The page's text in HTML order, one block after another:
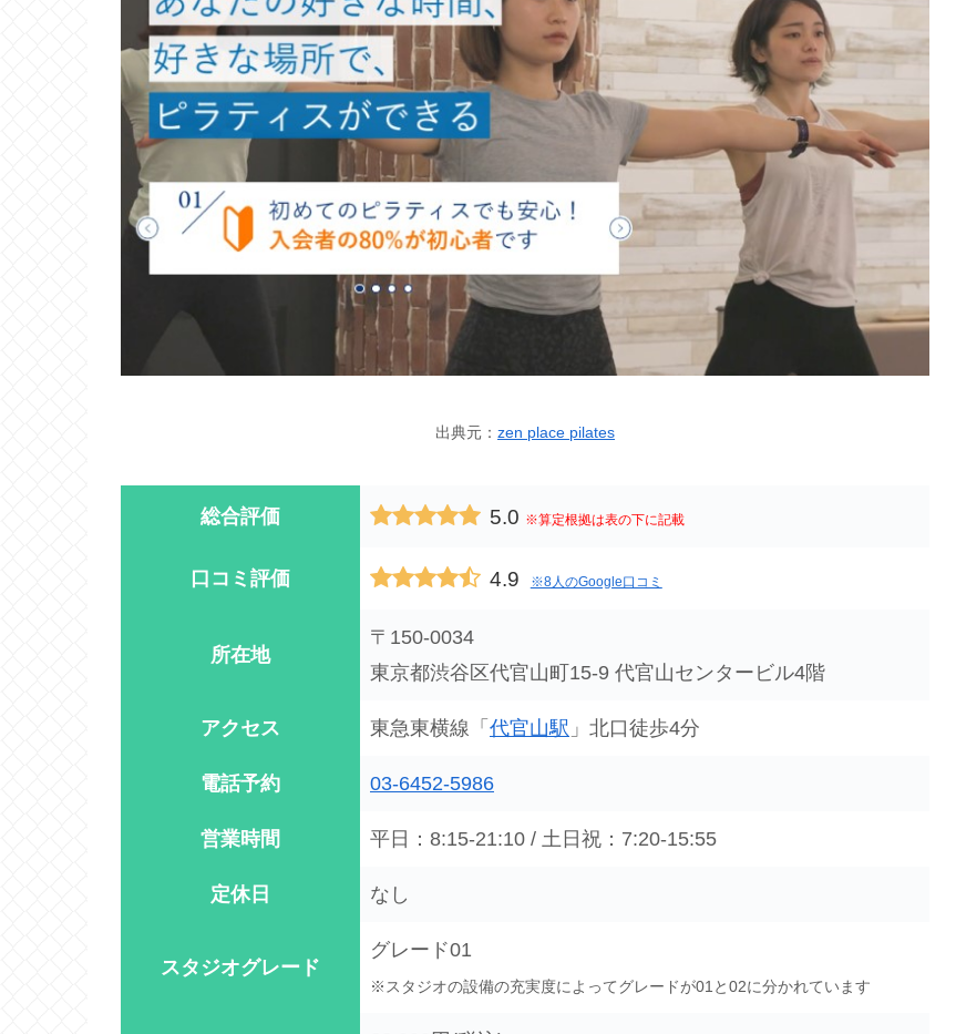
出典元： zen place pilates
総合評価 5.0 ※算定根拠は表の下に記載
口コミ評価 4.9 ※8人のGoogle口コミ
所在地
〒150-0034
東京都渋谷区代官山町15-9 代官山センタービル4階
アクセス 東急東横線「 代官山駅 」北口徒歩4分
電話予約 03-6452-5986
営業時間 平日：8:15-21:10 / 土日祝：7:20-15:55
定休日 なし
スタジオグレード
グレード01
※スタジオの設備の充実度によってグレードが01と02に分かれています